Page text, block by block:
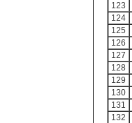
123
124
125
126
127
128
129
130
131
132